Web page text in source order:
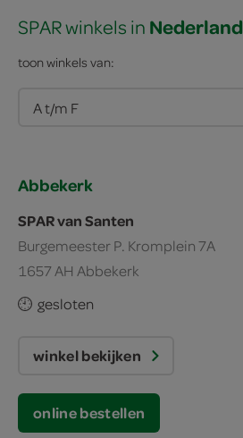
SPAR winkels in Nederland
toon winkels van:
Abbekerk
SPAR van Santen
Burgemeester P. Kromplein 7A
1657 AH Abbekerk
gesloten
winkel bekijken
online bestellen